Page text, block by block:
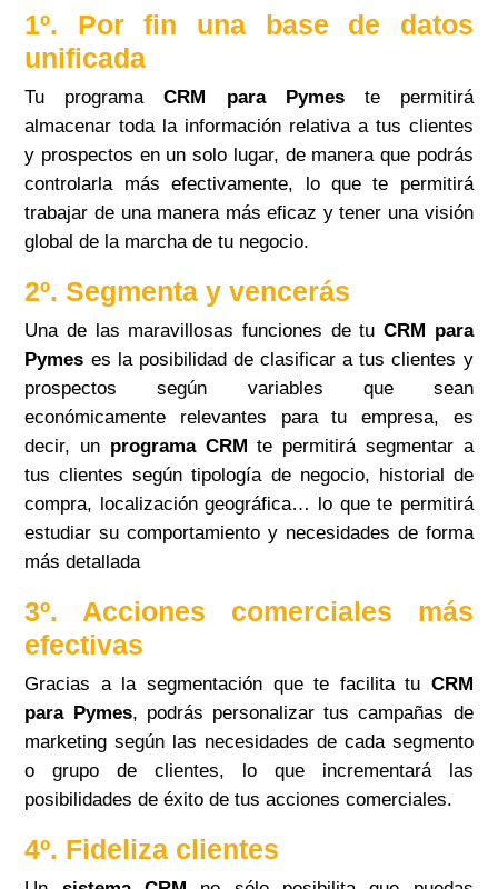
1º. Por fin una base de datos
unificada
Tu programaCRM para Pymeste permitirá
almacenar toda la información relativa a tus clientes
y prospectos en un solo lugar, de manera que podrás
controlarla más efectivamente, lo que te permitirá
trabajar de una manera más eficaz y tener una visión
global de la marcha de tu negocio.
2º. Segmenta y vencerás
Una de las maravillosas funciones de tu CRM para
Pymes es la posibilidad de clasificar a tus clientes y
prospectos según variables que sean
económicamente relevantes para tu empresa, es
decir, un programa CRM te permitirá segmentar a
tus clientes según tipología de negocio, historial de
compra, localización geográfica… lo que te permitirá
estudiar su comportamiento y necesidades de forma
más detallada
3º. Acciones comerciales más
efectivas
Gracias a la segmentación que te facilita tu CRM
para Pymes, podrás personalizar tus campañas de
marketing según las necesidades de cada segmento
o grupo de clientes, lo que incrementará las
posibilidades de éxito de tus acciones comerciales.
4º. Fideliza clientes